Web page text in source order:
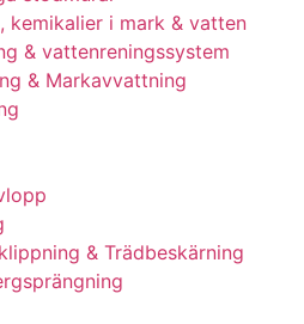
kemikalier i mark & vatten
& vattenreningssystem
& Markavvattning
& Trädbeskärning